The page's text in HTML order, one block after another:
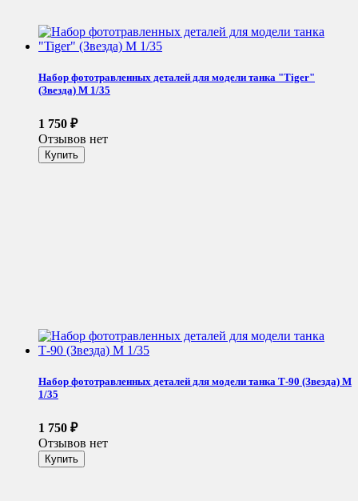
Набор фототравленных деталей для модели танка "Tiger"
(Звезда) М 1/35
1 750 ₽
Отзывов нет
Набор фототравленных деталей для модели танка Т-90 (Звезда) М
1/35
1 750 ₽
Отзывов нет